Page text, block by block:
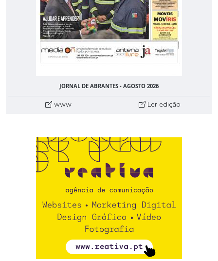
JORNAL DE ABRANTES - AGOSTO 2026
www Ler edição